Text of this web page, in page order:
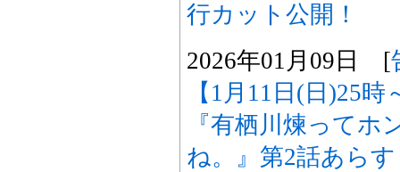
行カット公開！
2026年01月09日 [
【1月11日(日)25
『有栖川煉ってホ
ね。』第2話あら